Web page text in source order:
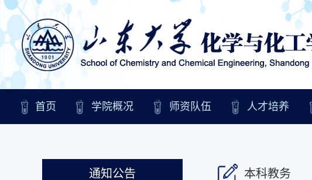
首页 学院概况 师资队伍 人才培养
通知公告 本科教务